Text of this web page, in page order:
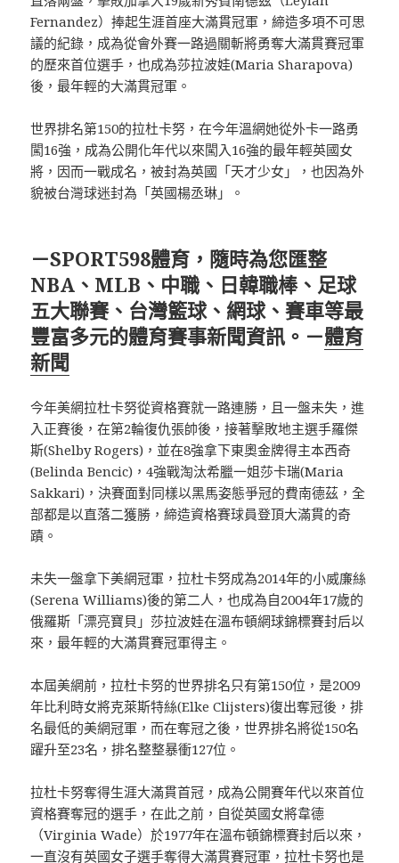
Fernandez）捧起生涯首座大滿貫冠軍，締造多項不可思
議的紀錄，成為從會外賽一路過關斬將勇奪大滿貫賽冠軍
的歷來首位選手，也成為莎拉波娃(Maria Sharapova)
後，最年輕的大滿貫冠軍。
世界排名第150的拉杜卡努，在今年溫網她從外卡一路勇
闖16強，成為公開化年代以來闖入16強的最年輕英國女
將，因而一戰成名，被封為英國「天才少女」，也因為外
貌被台灣球迷封為「英國楊丞琳」。
－SPORT598體育，隨時為您匯整
NBA、MLB、中職、日韓職棒、足球
五大聯賽、台灣籃球、網球、賽車等最
豐富多元的體育賽事新聞資訊。－體育
新聞
今年美網拉杜卡努從資格賽就一路連勝，且一盤未失，進
入正賽後，在第2輪復仇張帥後，接著擊敗地主選手羅傑
斯(Shelby Rogers)，並在8強拿下東奧金牌得主本西奇
(Belinda Bencic)，4強戰淘汰希臘一姐莎卡瑞(Maria
Sakkari)，決賽面對同樣以黑馬姿態爭冠的費南德茲，全
部都是以直落二獲勝，締造資格賽球員登頂大滿貫的奇
蹟。
未失一盤拿下美網冠軍，拉杜卡努成為2014年的小威廉絲
(Serena Williams)後的第二人，也成為自2004年17歲的
俄羅斯「漂亮寶貝」莎拉波娃在溫布頓網球錦標賽封后以
來，最年輕的大滿貫賽冠軍得主。
本屆美網前，拉杜卡努的世界排名只有第150位，是2009
年比利時女將克萊斯特絲(Elke Clijsters)復出奪冠後，排
名最低的美網冠軍，而在奪冠之後，世界排名將從150名
躍升至23名，排名整整暴衝127位。
拉杜卡努奪得生涯大滿貫首冠，成為公開賽年代以來首位
資格賽奪冠的選手，在此之前，自從英國女將韋德
（Virginia Wade）於1977年在溫布頓錦標賽封后以來，
一直沒有英國女子選手奪得大滿貫賽冠軍，拉杜卡努也是